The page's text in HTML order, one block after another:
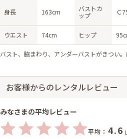
身長 163cm
バストカ
ップ
Ｃ
ウエスト 74cm ヒップ
バスト、脇まわり、アンダーバストがきつい。
お客様からのレンタルレビュー
みなさまの平均レビュー
平均： 4.6